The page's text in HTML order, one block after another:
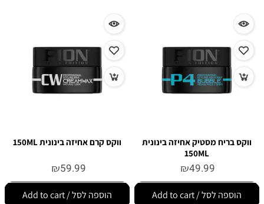
ווקס בריח מסטיק אחיזה בינונית
150ML
₪49.99
הוספה לסל / Add to cart
ווקס קרם אחיזה בינונית 150ML
₪59.99
הוספה לסל / Add to cart